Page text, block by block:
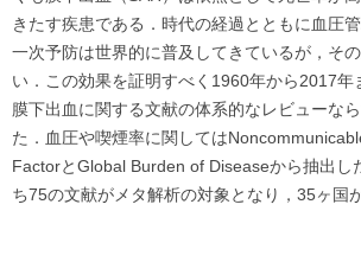
きたす疾患である．時代の経過とともに血圧
一次予防は世界的に普及してきているが，そ
い．この効果を証明すべく1960年から2017年
膜下出血に関する文献の体系的なレビューな
た．血圧や喫煙率に関しては
FactorとGlobal Burden of Diseaseから抽出し
ち75の文献がメタ解析の対象となり，35ヶ国